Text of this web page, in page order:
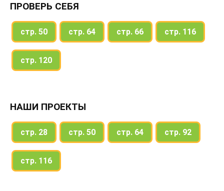
ПРОВЕРЬ СЕБЯ
стр. 50 стр. 64 стр. 66 стр. 116
стр. 120
НАШИ ПРОЕКТЫ
стр. 28 стр. 50 стр. 64 стр. 92
стр. 116